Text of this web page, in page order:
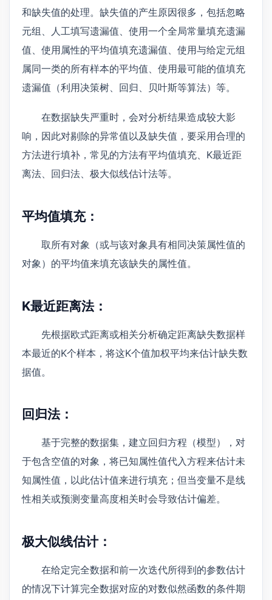
和缺失值的处理。缺失值的产生原因很多，包括忽略
元组、人工填写遗漏值、使用一个全局常量填充遗漏
值、使用属性的平均值填充遗漏值、使用与给定元组
属同一类的所有样本的平均值、使用最可能的值填充
遗漏值（利用决策树、回归、贝叶斯等算法）等。
在数据缺失严重时，会对分析结果造成较大影
响，因此对剔除的异常值以及缺失值，要采用合理的
方法进行填补，常见的方法有平均值填充、K最近距
离法、回归法、极大似线估计法等。
平均值填充：
取所有对象（或与该对象具有相同决策属性值的
对象）的平均值来填充该缺失的属性值。
K最近距离法：
先根据欧式距离或相关分析确定距离缺失数据样
本最近的K个样本，将这K个值加权平均来估计缺失数
据值。
回归法：
基于完整的数据集，建立回归方程（模型），对
于包含空值的对象，将已知属性值代入方程来估计未
知属性值，以此估计值来进行填充；但当变量不是线
性相关或预测变量高度相关时会导致估计偏差。
极大似线估计：
在给定完全数据和前一次迭代所得到的参数估计
的情况下计算完全数据对应的对数似然函数的条件期